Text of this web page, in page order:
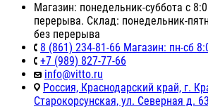
Магазин: понедельник-суббота с
перерыва. Склад: понедельник-
без перерыва
8 (861) 234-81-66 Магазин: пн-сб
+7 (989) 827-77-66
info@vitto.ru
Россия, Краснодарский край, г.
Старокорсунская, ул. Северная д.